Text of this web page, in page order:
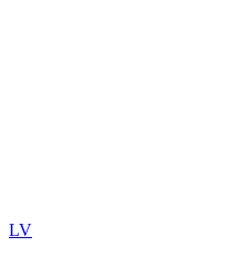
LV